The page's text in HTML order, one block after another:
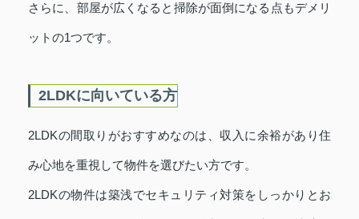
さらに、部屋が広くなると掃除が面倒になる点もデメリ
ットの1つです。
2LDKに向いている方
2LDKの間取りがおすすめなのは、収入に余裕があり住
み心地を重視して物件を選びたい方です。
2LDKの物件は築浅でセキュリティ対策をしっかりとお